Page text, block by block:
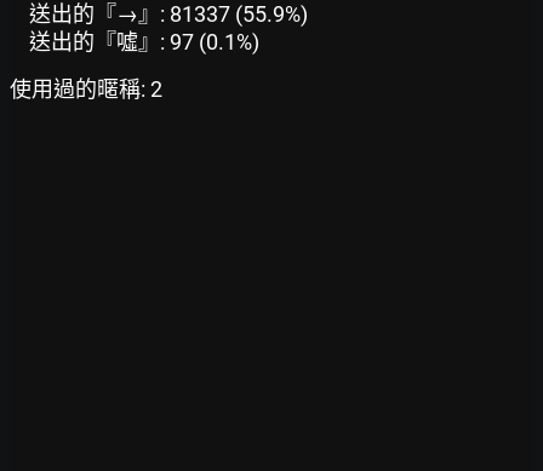
送出的『→』: 81337 (55.9%)
送出的『噓』: 97 (0.1%)
使用過的暱稱: 2